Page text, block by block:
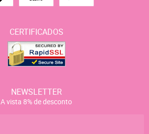
CERTIFICADOS
NEWSLETTER
A vista 8% de desconto